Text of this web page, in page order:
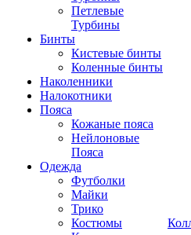
Петлевые
Турбины
Бинты
Кистевые бинты
Коленные бинты
Наколенники
Налокотники
Пояса
Кожаные пояса
Нейлоновые
Пояса
Одежда
Футболки
Майки
Трико
Костюмы